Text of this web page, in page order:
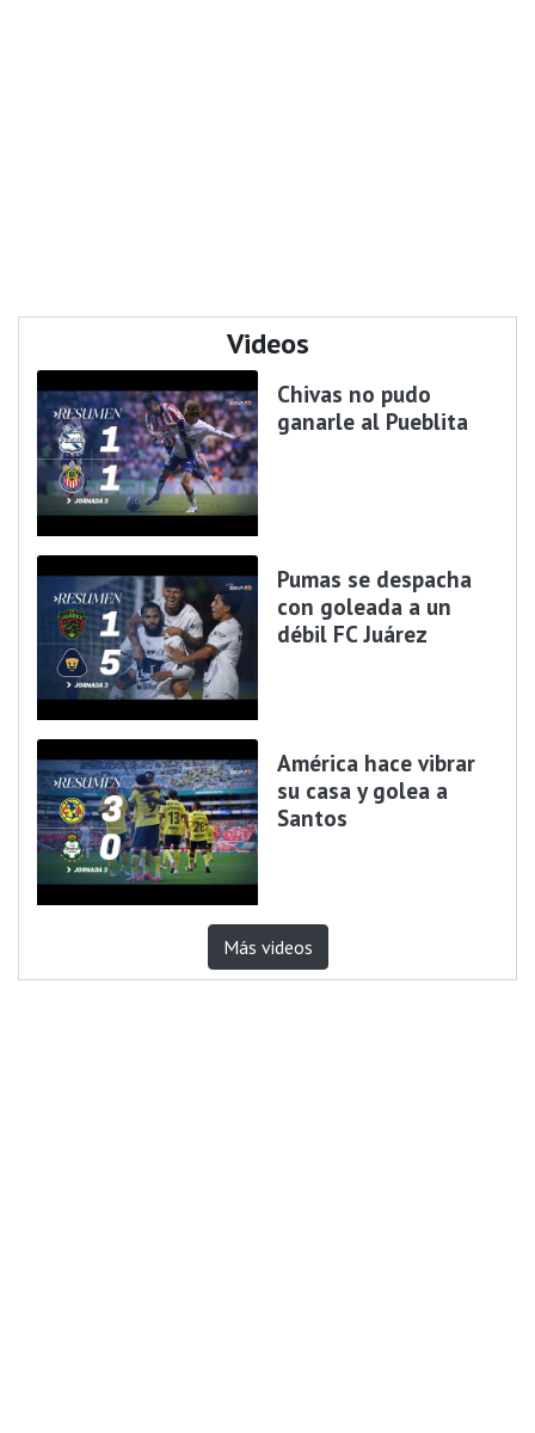
Videos
Chivas no pudo
ganarle al Pueblita
Pumas se despacha
con goleada a un
débil FC Juárez
América hace vibrar
su casa y golea a
Santos
Más videos